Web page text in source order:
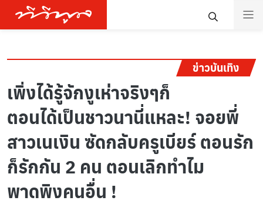
ข่าวบันเทิง
เพิ่งได้รู้จักงูเห่าจริงๆก็
ตอนได้เป็นชาวนานี่แหละ! จอยพี่
สาวเนเงิน ซัดกลับครูเบียร์ ตอนรัก
ก็รักกัน 2 คน ตอนเลิกทำไม
พาดพิงคนอื่น !